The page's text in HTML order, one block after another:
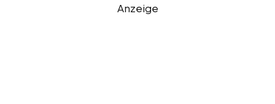
Anzeige